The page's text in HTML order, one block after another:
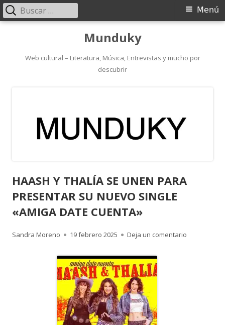
contenido
Munduky
Web cultural – Literatura, Música, Entrevistas y mucho por
descubrir
Menú
Menú
Buscar:
HAASH Y THALÍA SE UNEN PARA
PRESENTAR SU NUEVO SINGLE
«AMIGA DATE CUENTA»
Autor
Sandra Moreno
Publicado
19 febrero 2025 Deja un comentario